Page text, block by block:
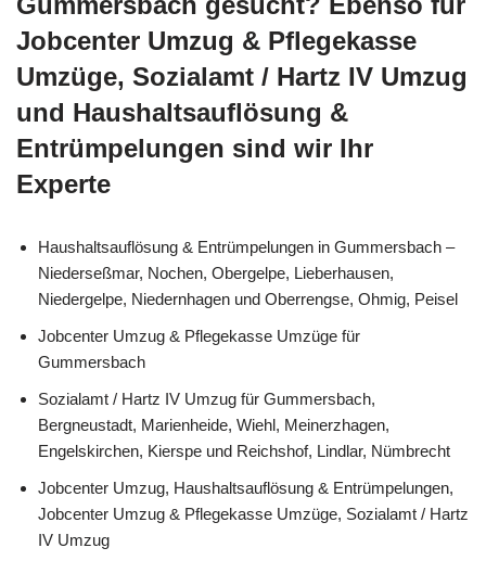
Jobcenter Umzug & Pflegekasse
Umzüge, Sozialamt / Hartz IV Umzug
und Haushaltsauflösung &
Entrümpelungen sind wir Ihr
Experte
Haushaltsauflösung & Entrümpelungen in Gummersbach –
Niederseßmar, Nochen, Obergelpe, Lieberhausen,
Niedergelpe, Niedernhagen und Oberrengse, Ohmig, Peisel
Jobcenter Umzug & Pflegekasse Umzüge für
Gummersbach
Sozialamt / Hartz IV Umzug für Gummersbach,
Bergneustadt, Marienheide, Wiehl, Meinerzhagen,
Engelskirchen, Kierspe und Reichshof, Lindlar, Nümbrecht
Jobcenter Umzug, Haushaltsauflösung & Entrümpelungen,
Jobcenter Umzug & Pflegekasse Umzüge, Sozialamt / Hartz
IV Umzug